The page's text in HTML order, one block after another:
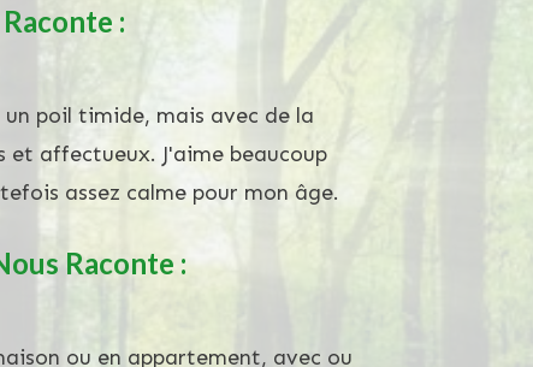
:
un poil timide, mais avec de la
et affectueux. J'aime beaucoup
assez calme pour mon âge.
Raconte :
ou en appartement, avec ou